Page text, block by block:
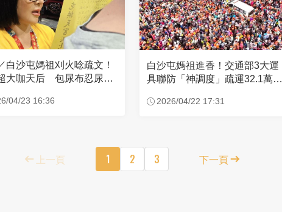
白沙屯媽祖刈火唸疏文！
大咖天后 包尿布忍尿5
04/23 16:36
白沙屯媽祖進香！交通部3大運
具聯防「神調度」疏運32.1萬創
2026/04/22 17:31
上一頁 1 2 3 下一頁